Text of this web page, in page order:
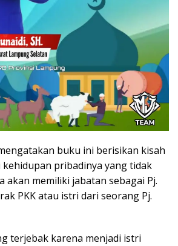
buku ini berisikan kisah
pribadinya yang tidak
akan memiliki jabatan sebagai Pj.
PKK atau istri dari seorang Pj.
terjebak karena menjadi istri